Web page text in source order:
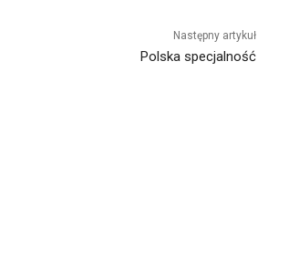
Następny artykuł
Polska specjalność